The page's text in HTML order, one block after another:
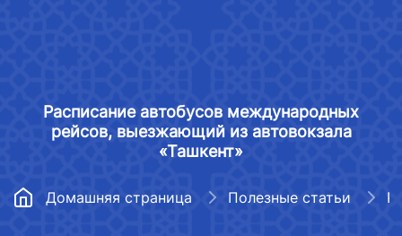
Расписание автобусов международных
рейсов, выезжающий из автовокзала
«Ташкент»
Домашняя страница Полезные статьи